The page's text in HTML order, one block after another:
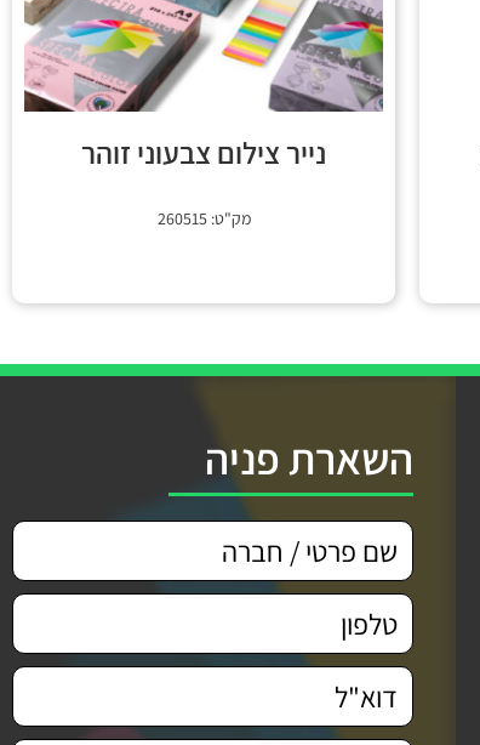
נייר צילום צבעוני זוהר
מק"ט: 260515
השארת פניה